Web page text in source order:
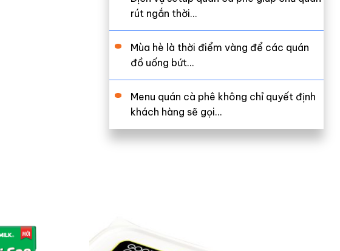
rút ngắn thời…
Mùa hè là thời điểm vàng để các quán
đồ uống bứt…
Menu quán cà phê không chỉ quyết định
khách hàng sẽ gọi…